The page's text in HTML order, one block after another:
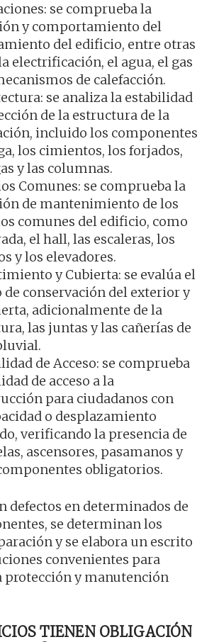
se comprueba la
y comportamiento del
del edificio, entre otras
electrificación, el agua, el gas
de calefacción.
se analiza la estabilidad
de la estructura de la
incluido los componentes
los cimientos, los forjados,
y las columnas.
Comunes: se comprueba la
de mantenimiento de los
comunes del edificio, como
el hall, las escaleras, los
y los elevadores.
y Cubierta: se evalúa el
de conservación del exterior y
adicionalmente de la
las juntas y las cañerías de
de Acceso: se comprueba
de acceso a la
para ciudadanos con
o desplazamiento
verificando la presencia de
ascensores, pasamanos y
obligatorios.
defectos en determinados de
se determinan los
y se elabora un escrito
convenientes para
protección y manutención
TIENEN OBLIGACIÓN